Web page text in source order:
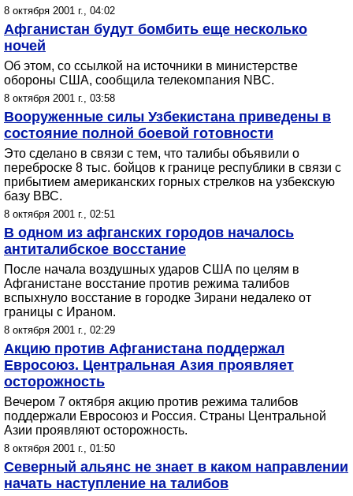
8 октября 2001 г., 04:02
Афганистан будут бомбить еще несколько
ночей
Об этом, со ссылкой на источники в министерстве
обороны США, сообщила телекомпания NBC.
8 октября 2001 г., 03:58
Вооруженные силы Узбекистана приведены в
состояние полной боевой готовности
Это сделано в связи с тем, что талибы объявили о
переброске 8 тыс. бойцов к границе республики в связи с
прибытием американских горных стрелков на узбекскую
базу ВВС.
8 октября 2001 г., 02:51
В одном из афганских городов началось
антиталибское восстание
После начала воздушных ударов США по целям в
Афганистане восстание против режима талибов
вспыхнуло восстание в городке Зирани недалеко от
границы с Ираном.
8 октября 2001 г., 02:29
Акцию против Афганистана поддержал
Евросоюз. Центральная Азия проявляет
осторожность
Вечером 7 октября акцию против режима талибов
поддержали Евросоюз и Россия. Страны Центральной
Азии проявляют осторожность.
8 октября 2001 г., 01:50
Северный альянс не знает в каком направлении
начать наступление на талибов